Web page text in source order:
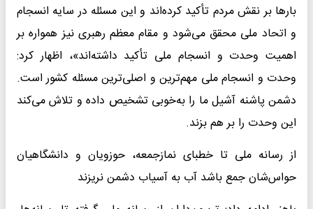
بارها بر نقش مردم تأکید کرده‌اند و این مسئله در سایه انسجام
و اتحاد ملی محقق می‌شود و مقام معظم رهبری نیز همواره بر
اهمیت وحدت و انسجام ملی تأکید داشته‌اند»، اظهار کرد:
وحدت و انسجام ملی مهم‌ترین و اصلی‌ترین مسئله کشور است.
دشمن پاشنه آشیل ما را به‌خوبی تشخیص داده و تلاش می‌کند
این وحدت را بر هم بزند.
از رسانه ملی تا خطبای نمازجمعه، حوزویان و دانشگاهیان
حواس‌شان جمع باشد آب به آسیاب دشمن نریزند